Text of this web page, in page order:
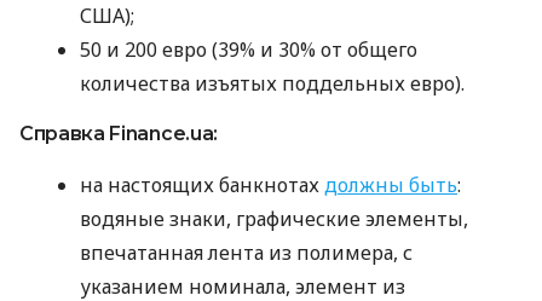
США);
50 и 200 евро (39% и 30% от общего
количества изъятых поддельных евро).
Справка Finance.ua:
на настоящих банкнотахдолжны быть:
водяные знаки, графические элементы,
впечатанная лента из полимера, с
указанием номинала, элемент из